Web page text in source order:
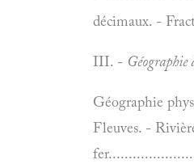
décimaux. -
III. - Géographie
Géographie
Fleuves. -